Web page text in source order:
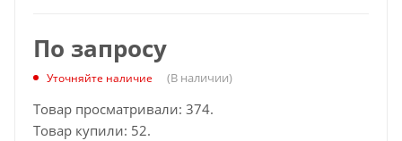
По запросу
Уточняйте наличие (В наличии)
Товар просматривали: 374.
Товар купили: 52.